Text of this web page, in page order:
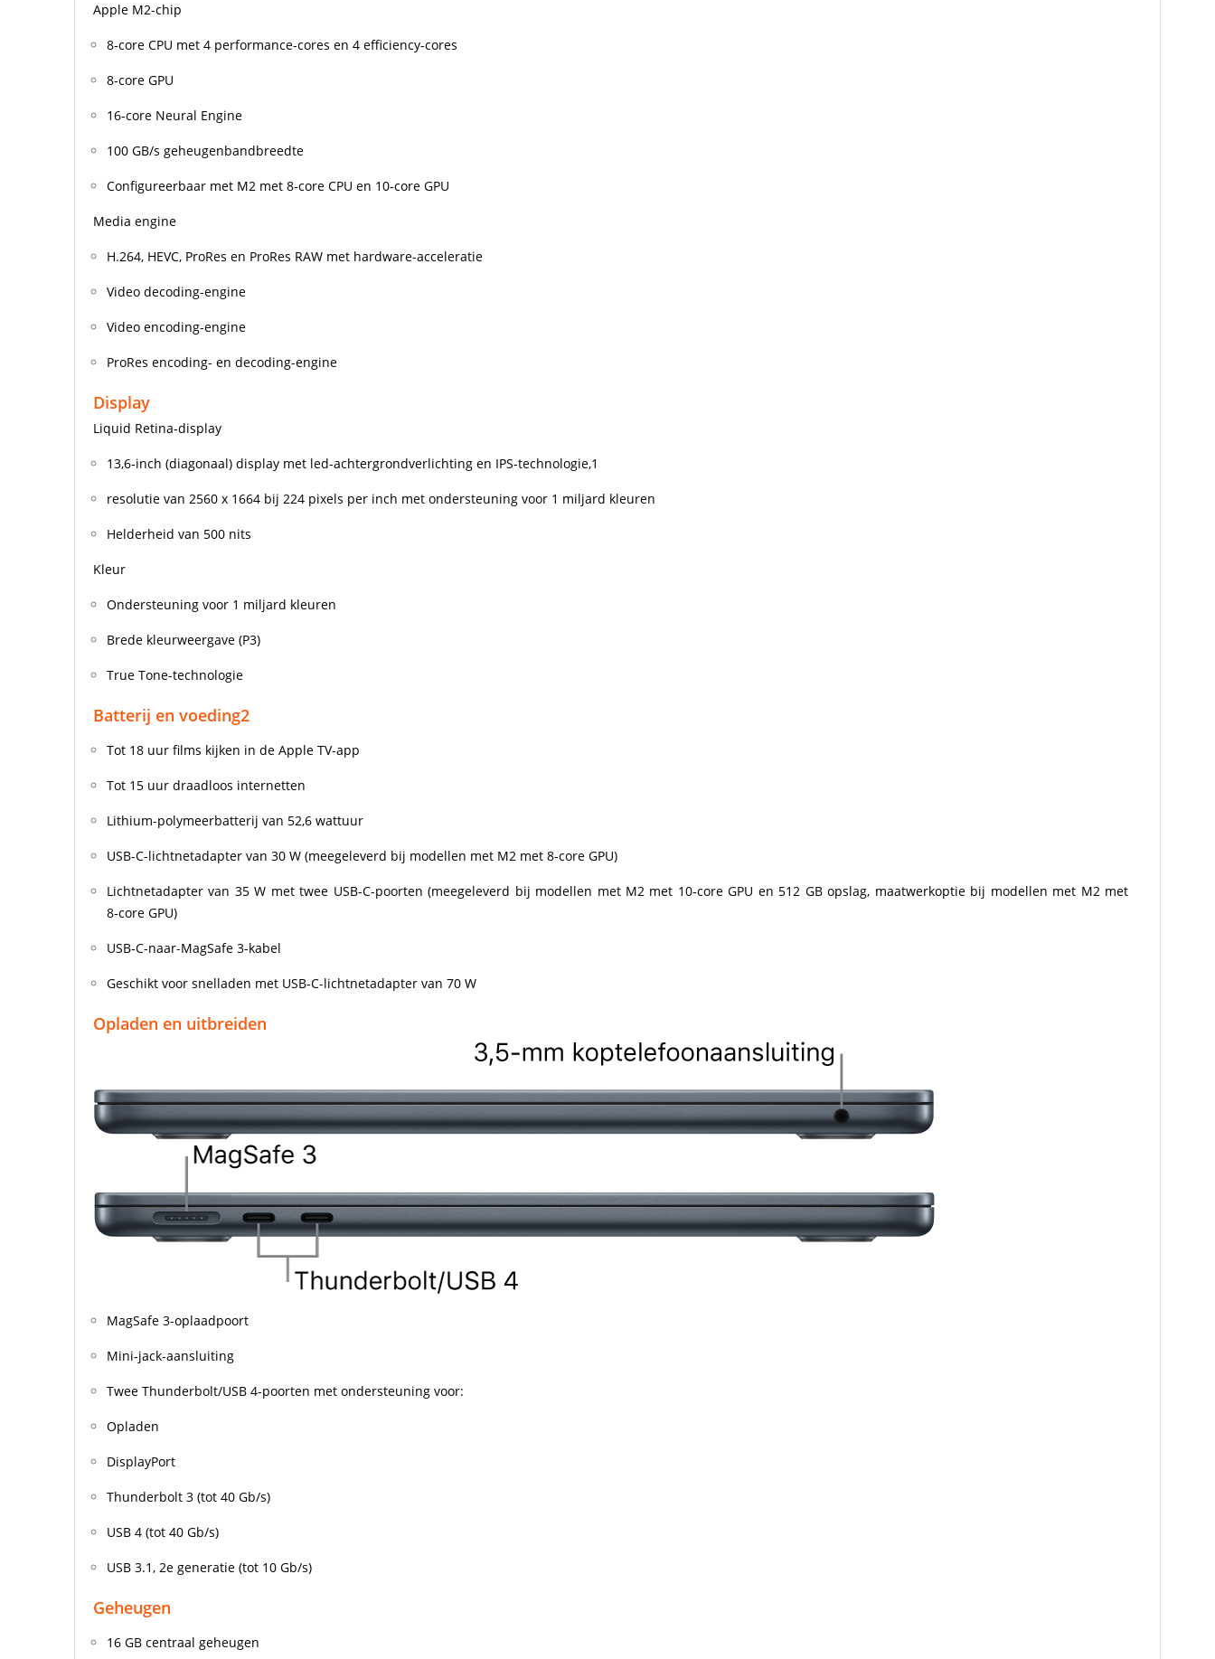
Apple M2-chip
8‑core CPU met 4 performance-cores en 4 efficiency-cores
8‑core GPU
16‑core Neural Engine
100 GB/s geheugen­bandbreedte
Configureerbaar met M2 met 8‑core CPU en 10‑core GPU
Media engine
H.264, HEVC, ProRes en ProRes RAW met hardware-acceleratie
Video decoding-engine
Video encoding-engine
ProRes encoding- en decoding-engine
Display
Liquid Retina-display
13,6‑inch (diagonaal) display met led-achter­grond­verlichting en IPS‑technologie,1
resolutie van 2560 x 1664 bij 224 pixels per inch met ondersteuning voor 1 miljard kleuren
Helderheid van 500 nits
Kleur
Ondersteuning voor 1 miljard kleuren
Brede kleur­weer­gave (P3)
True Tone-technologie
Batterij en voeding2
Tot 18 uur films kijken in de Apple TV‑app
Tot 15 uur draadloos internetten
Lithium-polymeer­batterij van 52,6 wattuur
USB‑C-lichtnet­adapter van 30 W (meegeleverd bij modellen met M2 met 8‑core GPU)
Lichtnet­adapter van 35 W met twee USB‑C-poorten (meegeleverd bij modellen met M2 met 10‑core GPU en 512 GB opslag, maatwerkoptie bij modellen met M2 met
8‑core GPU)
USB‑C-naar-MagSafe 3-kabel
Geschikt voor snelladen met USB‑C-lichtnet­adapter van 70 W
Opladen en uitbreiden
MagSafe 3-oplaadpoort
Mini‑jack-aansluiting
Twee Thunderbolt/USB 4-poorten met ondersteuning voor:
Opladen
DisplayPort
Thunderbolt 3 (tot 40 Gb/s)
USB 4 (tot 40 Gb/s)
USB 3.1, 2e generatie (tot 10 Gb/s)
Geheugen
16 GB centraal geheugen